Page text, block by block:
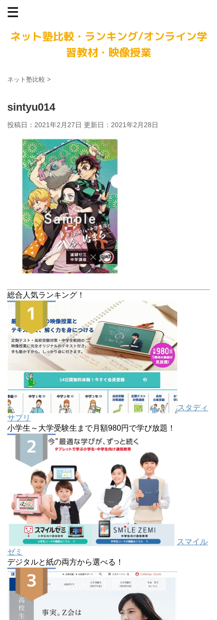
ネット塾比較・ランキング/オンライン学
習教材・映像授業
ネット塾比較 >
sintyu014
投稿日：2021年2月27日 更新日： 2021年2月28日
総合人気ランキング！
スタディ
サプリ
小学生～大学受験生まで月額980円で学び放題！
スマイル
ゼミ
デジタルと紙の両方から選べる！